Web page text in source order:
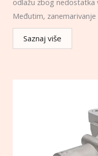
Međutim, zanemarivanje
Saznaj više